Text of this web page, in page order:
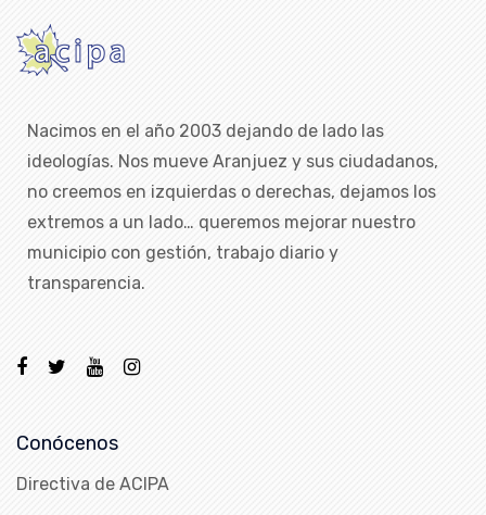
Nacimos en el año 2003 dejando de lado las
ideologías. Nos mueve Aranjuez y sus ciudadanos,
no creemos en izquierdas o derechas, dejamos los
extremos a un lado… queremos mejorar nuestro
municipio con gestión, trabajo diario y
transparencia.
Conócenos
Directiva de ACIPA